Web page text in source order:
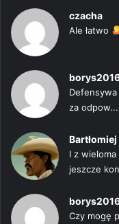
czacha
Ale łatwo
za odpow...
I z
jeszcze
Czy mogę